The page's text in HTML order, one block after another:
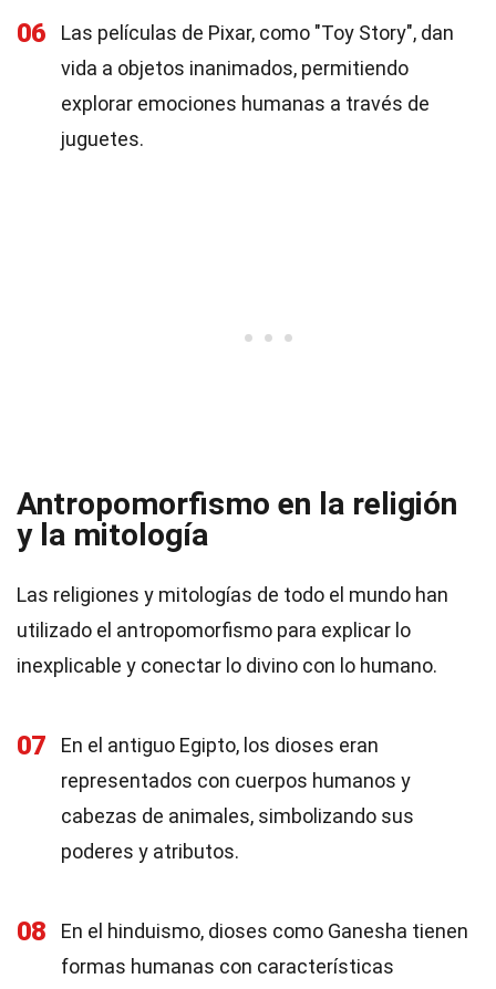
06
Las películas de Pixar, como "Toy Story", dan
vida a objetos inanimados, permitiendo
explorar emociones humanas a través de
juguetes.
Antropomorfismo en la religión
y la mitología
Las religiones y mitologías de todo el mundo han
utilizado el antropomorfismo para explicar lo
inexplicable y conectar lo divino con lo humano.
07
En el antiguo Egipto, los dioses eran
representados con cuerpos humanos y
cabezas de animales, simbolizando sus
poderes y atributos.
08
En el hinduismo, dioses como Ganesha tienen
formas humanas con características